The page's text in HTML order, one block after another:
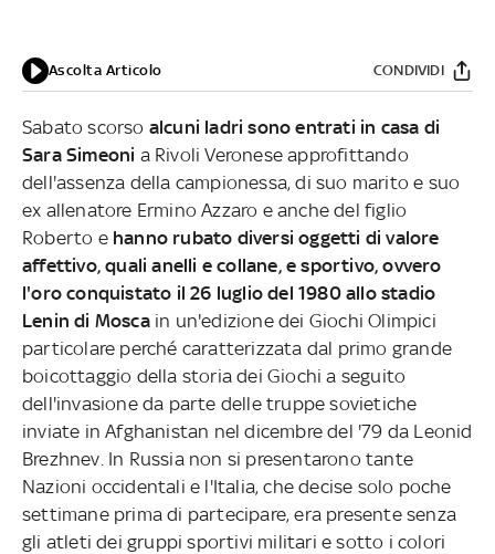
Ascolta Articolo CONDIVIDI
Sabato scorso alcuni ladri sono entrati in casa di
Sara Simeoni a Rivoli Veronese approfittando
dell'assenza della campionessa, di suo marito e suo
ex allenatore Ermino Azzaro e anche del figlio
Roberto e hanno rubato diversi oggetti di valore
affettivo, quali anelli e collane, e sportivo, ovvero
l'oro conquistato il 26 luglio del 1980 allo stadio
Lenin di Moscain un'edizione dei Giochi Olimpici
particolare perché caratterizzata dal primo grande
boicottaggio della storia dei Giochi a seguito
dell'invasione da parte delle truppe sovietiche
inviate in Afghanistan nel dicembre del '79 da Leonid
Brezhnev. In Russia non si presentarono tante
Nazioni occidentali e l'Italia, che decise solo poche
settimane prima di partecipare, era presente senza
gli atleti dei gruppi sportivi militari e sotto i colori